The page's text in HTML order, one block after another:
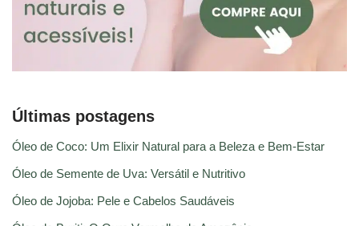
Últimas postagens
Óleo de Coco: Um Elixir Natural para a Beleza e Bem-Estar
Óleo de Semente de Uva: Versátil e Nutritivo
Óleo de Jojoba: Pele e Cabelos Saudáveis